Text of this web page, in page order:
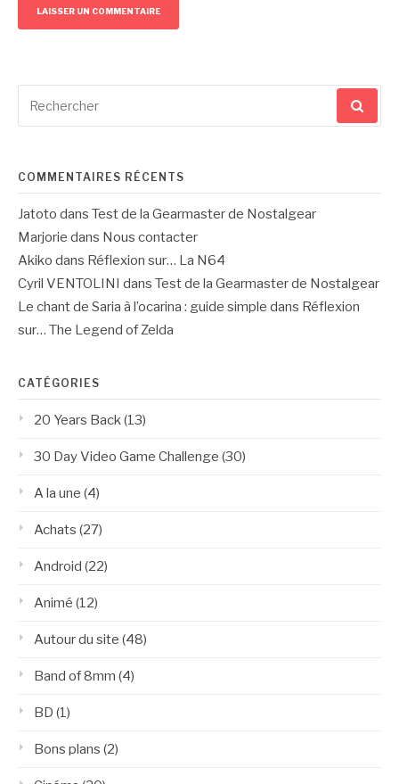
pour
COMMENTAIRES RÉCENTS
Jatoto dans Test de la Gearmaster de Nostalgear
Marjorie dans Nous contacter
Akiko dans Réflexion sur… La N64
Cyril VENTOLINI
dans Test de la Gearmaster de Nostalgear
Le chant de Saria à l’ocarina : guide simple dans Réflexion
sur… The Legend of Zelda
CATÉGORIES
20 Years Back(13)
30 Day Video Game Challenge (30)
A la une (4)
Achats (27)
Android (22)
Animé (12)
Autour du site (48)
Band of 8mm (4)
BD (1)
Bons plans (2)